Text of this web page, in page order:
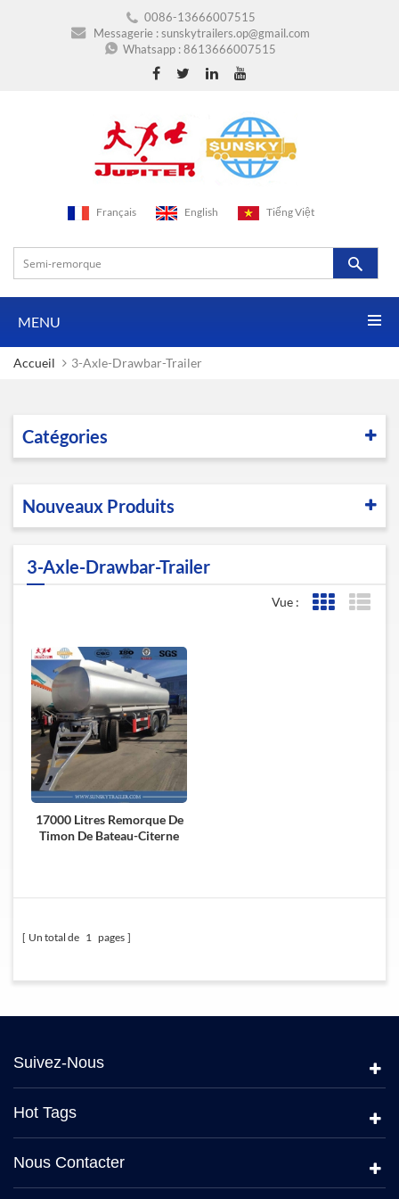
0086-13666007515
Messagerie :sunskytrailers.op@gmail.com
Whatsapp :8613666007515
Français English Tiếng Việt
MENU
Accueil 3-Axle-Drawbar-Trailer
Catégories
Nouveaux Produits
3-Axle-Drawbar-Trailer
Vue : Affichage
17000 Litres Remorque De
Timon De Bateau-Citerne
Un total de 1 pages
Suivez-Nous
Hot Tags
Nous Contacter